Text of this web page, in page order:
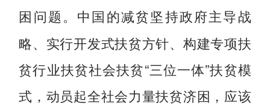
困问题。 中国的减贫坚持政府主导战
略、实行开发式扶贫方针、构建专项扶
贫行业扶贫社会扶贫“三位一体”扶贫模
式，动员起全社会力量扶贫济困，应该